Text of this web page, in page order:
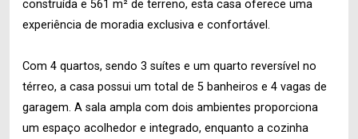
construída e 561 m² de terreno, esta casa oferece uma
experiência de moradia exclusiva e confortável.
Com 4 quartos, sendo 3 suítes e um quarto reversível no
térreo, a casa possui um total de 5 banheiros e 4 vagas de
garagem. A sala ampla com dois ambientes proporciona
um espaço acolhedor e integrado, enquanto a cozinha